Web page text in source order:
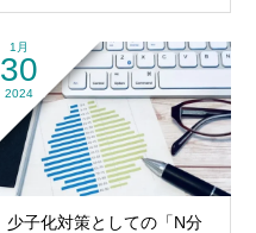
1月
30
2024
少子化対策としての「N分